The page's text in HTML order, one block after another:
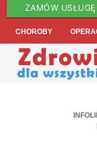
ZAMÓW USŁUGĘ
CHOROBY